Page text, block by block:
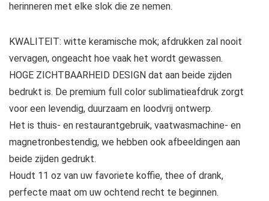
herinneren met elke slok die ze nemen.
KWALITEIT: witte keramische mok; afdrukken zal nooit
vervagen, ongeacht hoe vaak het wordt gewassen.
HOGE ZICHTBAARHEID DESIGN dat aan beide zijden
bedrukt is. De premium full color sublimatieafdruk zorgt
voor een levendig, duurzaam en loodvrij ontwerp.
Het is thuis- en restaurantgebruik, vaatwasmachine- en
magnetronbestendig, we hebben ook afbeeldingen aan
beide zijden gedrukt.
Houdt 11 oz van uw favoriete koffie, thee of drank,
perfecte maat om uw ochtend recht te beginnen.